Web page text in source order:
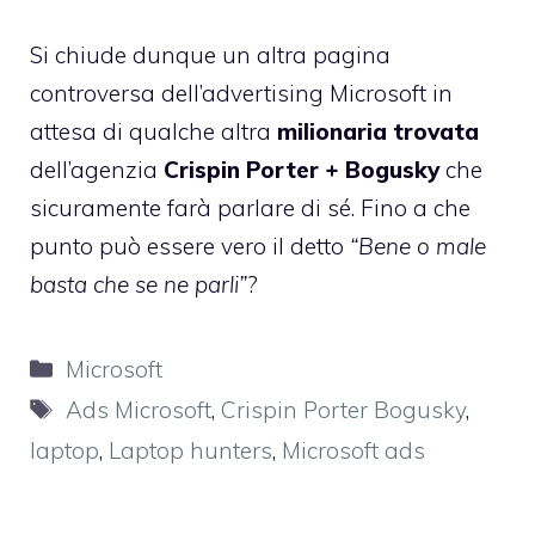
Si chiude dunque un altra pagina
controversa dell’advertising Microsoft in
attesa di qualche altra milionaria trovata
dell’agenzia Crispin Porter + Boguskyche
sicuramente farà parlare di sé. Fino a che
punto può essere vero il detto “Bene o male
basta che se ne parli”?
Categorie
Microsoft
Tag
Ads Microsoft, Crispin Porter Bogusky,
laptop, Laptop hunters, Microsoft ads